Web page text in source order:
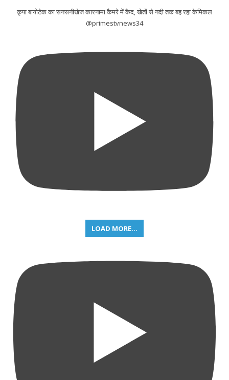
कृपा बायोटेक का सनसनीखेज कारनामा कैमरे में कैद, खेतों से नदी तक बह रहा केमिकल
@primestvnews34
LOAD MORE...